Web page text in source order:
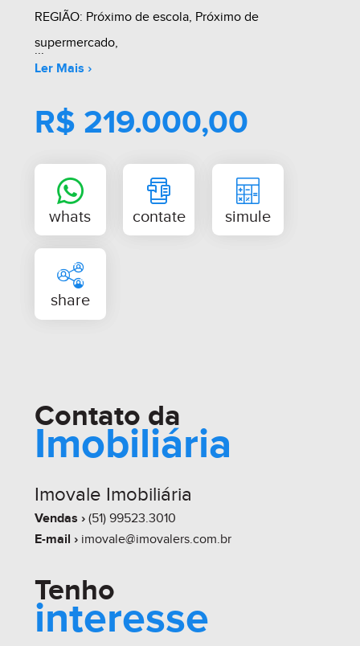
REGIÃO: Próximo de escola, Próximo de
supermercado,
Ler Mais ›
R$ 219.000,00
whats contate
share
Contato da
Imobiliária
Imovale Imobiliária
Vendas › (51) 99523.3010
E-mail › imovale@imovalers.com.br
Tenho
interesse